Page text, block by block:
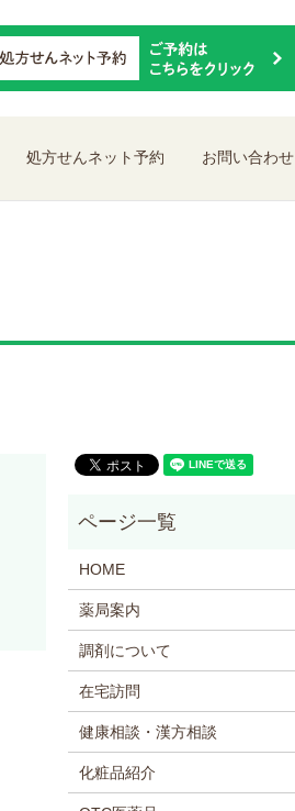
処方せんネット予約 お問い合わせ
HOME
薬局案内
調剤について
在宅訪問
健康相談・漢方相談
化粧品紹介